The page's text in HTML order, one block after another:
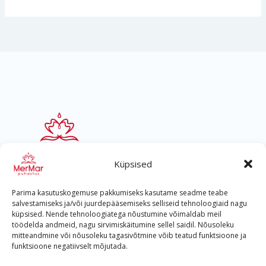
Küpsised
Parima kasutuskogemuse pakkumiseks kasutame seadme teabe
salvestamiseks ja/või juurdepääsemiseks selliseid tehnoloogiaid nagu
küpsised. Nende tehnoloogiatega nõustumine võimaldab meil
töödelda andmeid, nagu sirvimiskäitumine sellel saidil. Nõusoleku
mitteandmine või nõusoleku tagasivõtmine võib teatud funktsioone ja
funktsioone negatiivselt mõjutada.
Helista